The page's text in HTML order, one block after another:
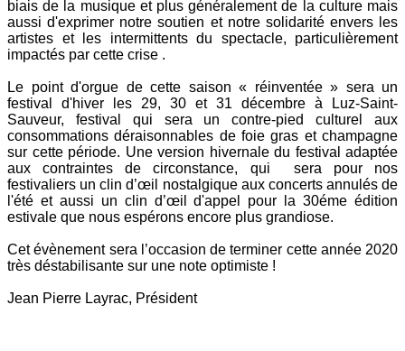
biais de la musique et plus généralement de la culture mais
aussi d'exprimer notre soutien et notre solidarité envers les
artistes et les intermittents du spectacle, particulièrement
impactés par cette crise .
Le point d'orgue de cette saison « réinventée » sera un
festival d'hiver les 29, 30 et 31 décembre à Luz-Saint-
Sauveur, festival qui sera un contre-pied culturel aux
consommations déraisonnables de foie gras et champagne
sur cette période. Une version hivernale du festival adaptée
aux contraintes de circonstance, qui sera pour nos
festivaliers un clin d’œil nostalgique aux concerts annulés de
l'été et aussi un clin d’œil d'appel pour la 30éme édition
estivale que nous espérons encore plus grandiose.
Cet évènement sera l’occasion de terminer cette année 2020
très déstabilisante sur une note optimiste !
Jean Pierre Layrac, Président